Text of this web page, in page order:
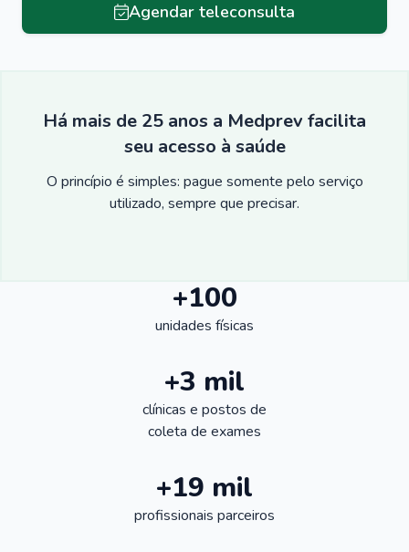
Agendar teleconsulta
Há mais de 25 anos a Medprev facilita
seu acesso à saúde
O princípio é simples: pague somente pelo serviço
utilizado, sempre que precisar.
+100
unidades físicas
+3 mil
clínicas e postos de
coleta de exames
+19 mil
profissionais parceiros